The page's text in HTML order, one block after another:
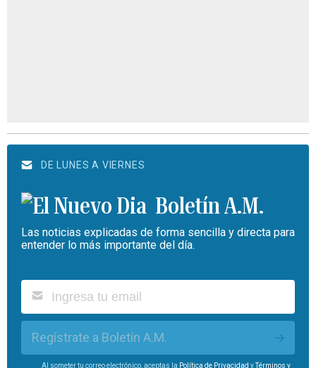
DE LUNES A VIERNES
Boletín A.M.
Las noticias explicadas de forma sencilla y directa para
entender lo más importante del día.
Regístrate a Boletín A.M.
Al someter tu correo electrónico, aceptas la Política de Privacidad yTérminos y